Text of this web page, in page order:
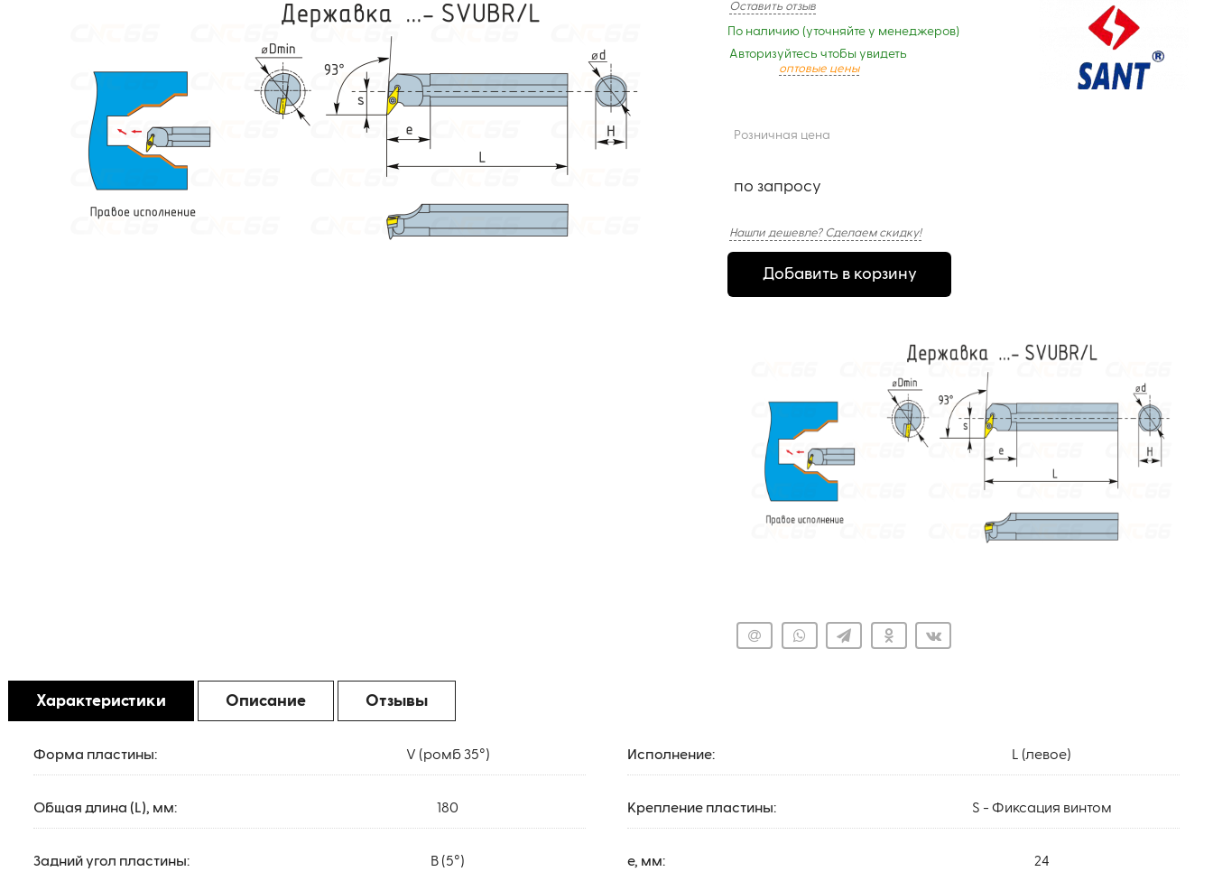
Оставить отзыв
По наличию (уточняйте у менеджеров)
Авторизуйтесь чтобы увидеть
оптовые цены
Розничная цена
по запросу
Нашли дешевле? Сделаем скидку!
Добавить в корзину
Характеристики Описание Отзывы
Форма пластины: V (ромб 35°)
Общая длина (L), мм: 180
Задний угол пластины: B (5°)
Исполнение: L (левое)
Крепление пластины: S - Фиксация винтом
e, мм: 24